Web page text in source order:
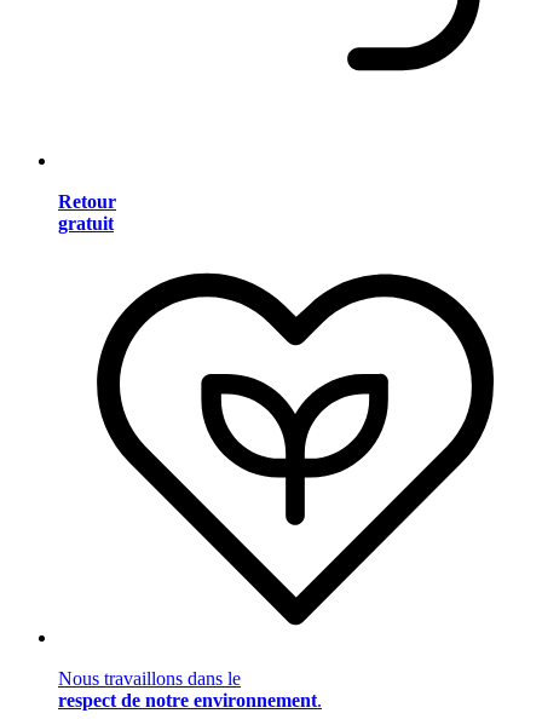
Retour
gratuit
Nous travaillons dans le
respect de notre environnement.